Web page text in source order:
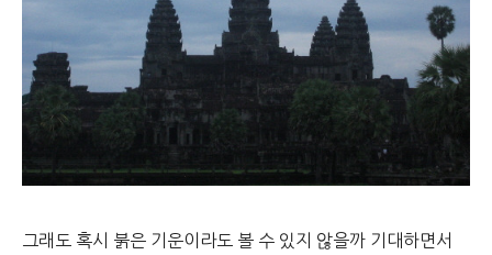
그래도 혹시 붉은 기운이라도 볼 수 있지 않을까 기대하면서